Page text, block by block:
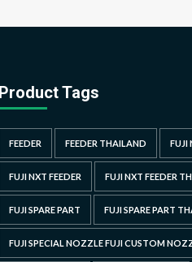
Product Tags
FEEDER FEEDER THAILAND FUJI
FUJI NXT FEEDER FUJI NXT FEEDER
FUJI SPARE PART FUJI SPARE PART
FUJI SPECIAL NOZZLE FUJI CUSTOM